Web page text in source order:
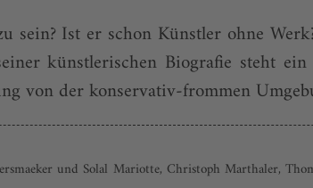
sein? Ist er schon Künstler ohne
künstlerischen Biografie steht
von der konservativ-frommen
und Solal Mariotte, Christoph Marthaler,